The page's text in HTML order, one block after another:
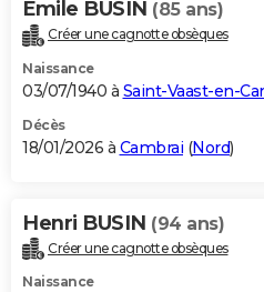
Emile BUSIN (85 ans)
Créer une cagnotte obsèques
Naissance
03/07/1940 à Saint-Vaast-en-
Décès
18/01/2026 à Cambrai (Nord)
Henri BUSIN (94 ans)
Créer une cagnotte obsèques
Naissance